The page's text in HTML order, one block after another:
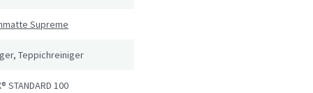
Supreme
Teppichreiniger
STANDARD 100